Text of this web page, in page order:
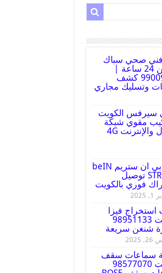
صحي سباك
القرين 24 ساعة |
99009522 كشف
وتسليك مجاري
سيرفس الكويت
مقوي شبكة
الجوال والإنترنت 4G
جهاز بي ان ستريم beIN
STREAM توصيل
فوري بالكويت
استخراج فيزا
الكويت 98951133
شنغن سريعة
سماعات سقف
الكويت 98577070